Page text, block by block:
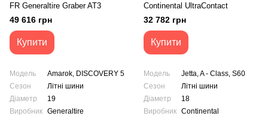
FR Generaltire Graber AT3
49 616 грн
Купити
Модель
Amarok, DISCOVERY 5
Сезон
Літні шини
Діаметр
19
Виробник Generaltire
Continental UltraContact
32 782 грн
Купити
Модель
Jetta, A - Class, S60
Сезон
Літні шини
Діаметр
18
Виробник Continental